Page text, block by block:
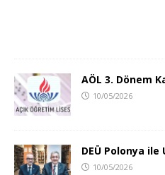
AÖL 3. Dönem
10/05/2026
DEÜ Polonya ile
10/05/2026